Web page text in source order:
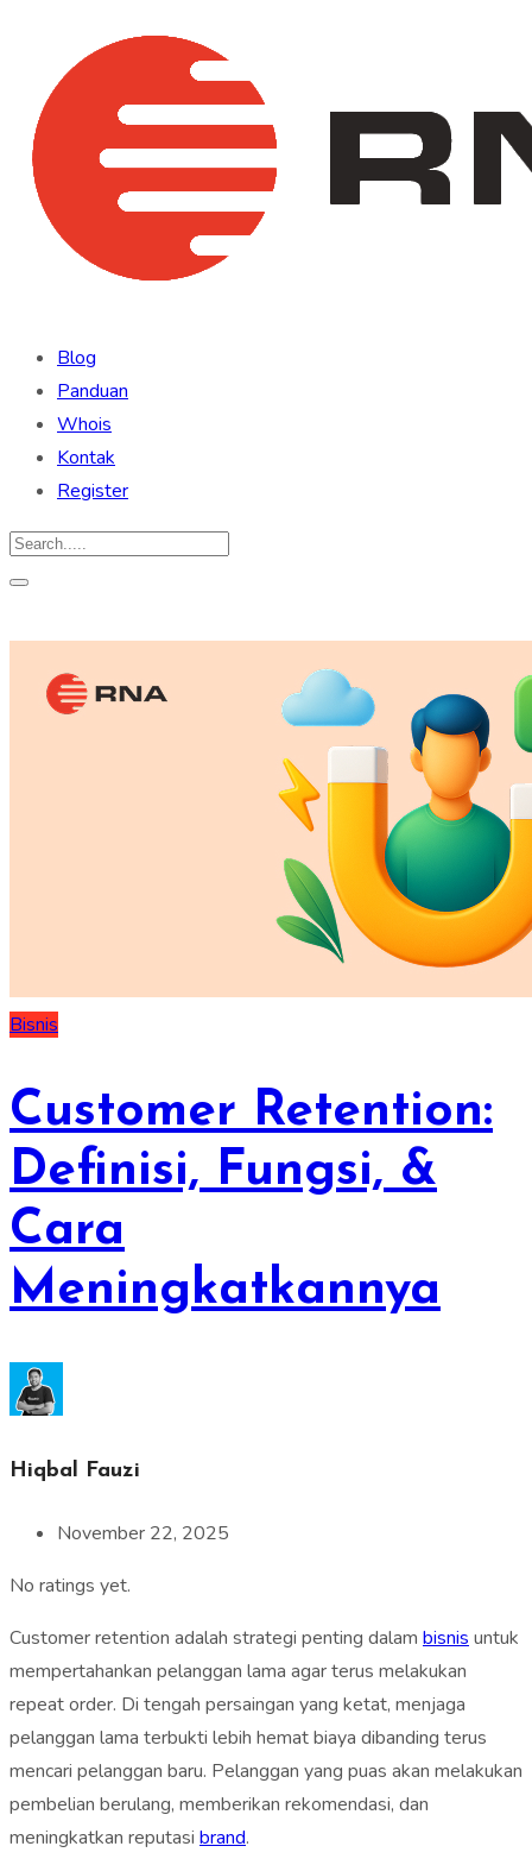
Blog
Panduan
Whois
Kontak
Register
Bisnis
Customer Retention:
Definisi, Fungsi, &
Cara
Meningkatkannya
Hiqbal Fauzi
November 22, 2025
No ratings yet.
Customer retention adalah strategi penting dalam bisnis untuk
mempertahankan pelanggan lama agar terus melakukan
repeat order. Di tengah persaingan yang ketat, menjaga
pelanggan lama terbukti lebih hemat biaya dibanding terus
mencari pelanggan baru. Pelanggan yang puas akan melakukan
pembelian berulang, memberikan rekomendasi, dan
meningkatkan reputasi brand.